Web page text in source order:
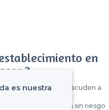
en
?
de visitantes que acuden a
una cantidad fija sin riesgo
es nuestra